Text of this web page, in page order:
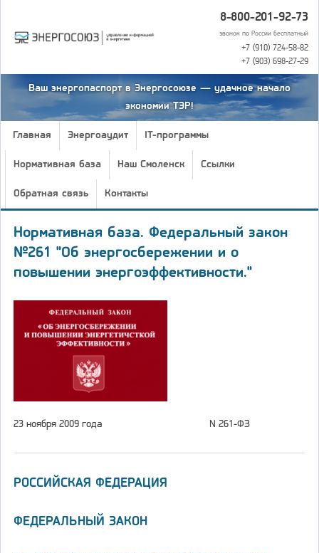
8-800-201-92-73
звонок по России бесплатный
+7 (910) 724-58-82
+7 (903) 698-27-29
Ваш энергопаспорт в Энергосоюзе — удачное начало
экономии ТЭР!
Главная Энергоаудит IT-программы
Нормативная база Наш Смоленск Ссылки
Обратная связь Контакты
Нормативная база. Федеральный закон
№261 "Об энергосбережении и о
повышении энергоэффективности."
23 ноября 2009 года N 261-ФЗ
РОССИЙСКАЯ ФЕДЕРАЦИЯ
ФЕДЕРАЛЬНЫЙ ЗАКОН